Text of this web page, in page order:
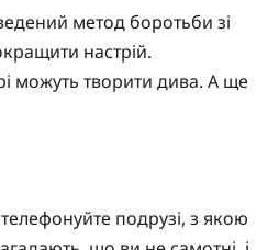
метод боротьби зі
настрій.
можуть творити дива. А ще
подрузі, з якою